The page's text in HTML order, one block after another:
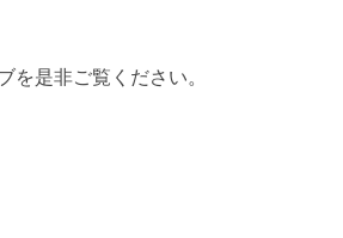
を是非ご覧ください。